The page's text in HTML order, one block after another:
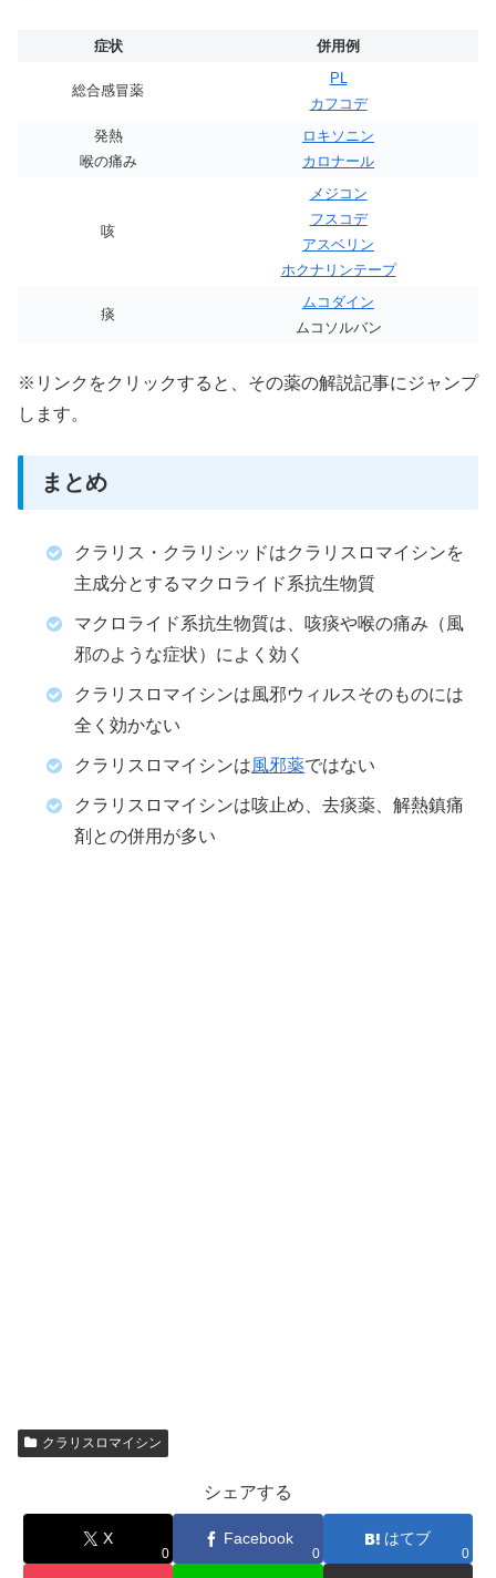
症状 併用例
総合感冒薬
PL
カフコデ
発熱
喉の痛み
ロキソニン
カロナール
咳
メジコン
フスコデ
アスベリン
ホクナリンテープ
痰
ムコダイン
ムコソルバン
※リンクをクリックすると、その薬の解説記事にジャンプ
します。
まとめ
クラリス・クラリシッドはクラリスロマイシンを
主成分とするマクロライド系抗生物質
マクロライド系抗生物質は、咳痰や喉の痛み（風
邪のような症状）によく効く
クラリスロマイシンは風邪ウィルスそのものには
全く効かない
クラリスロマイシンは風邪薬ではない
クラリスロマイシンは咳止め、去痰薬、解熱鎮痛
剤との併用が多い
クラリスロマイシン
シェアする
X
0
Facebook
0
はてブ
0